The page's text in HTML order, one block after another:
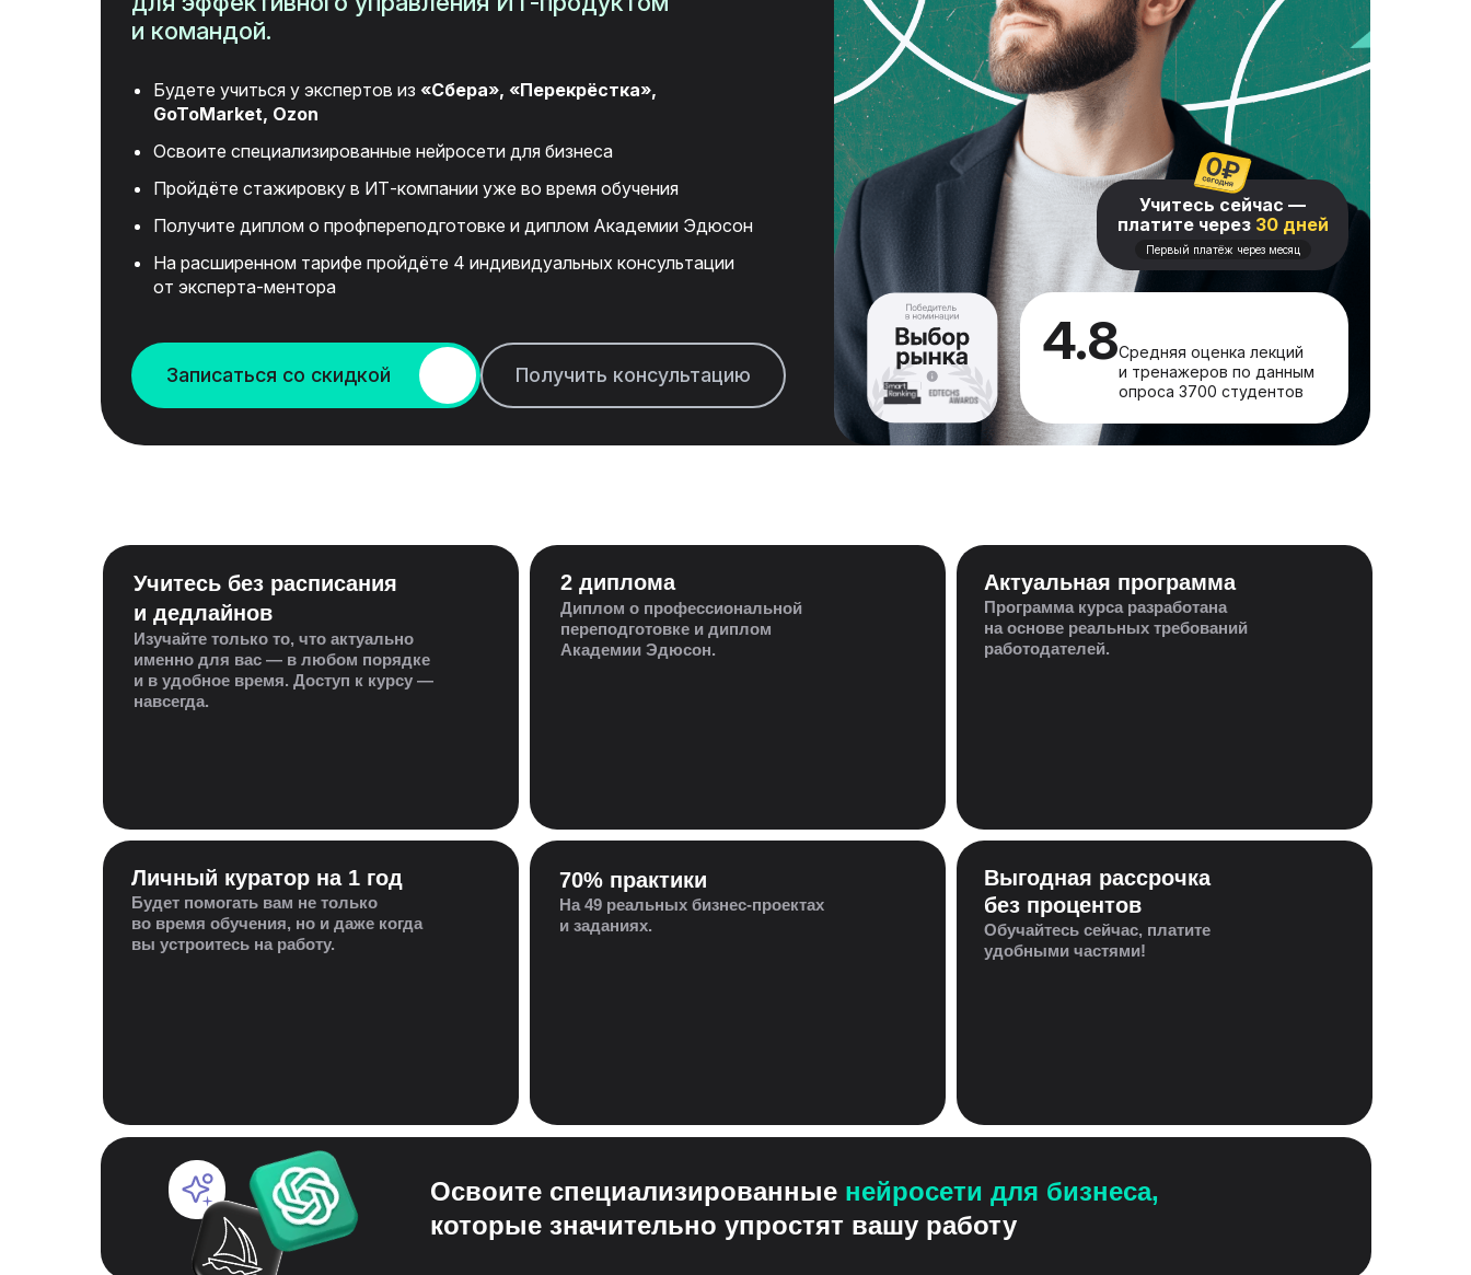
и командой.
4.8Средняя оценка лекций
и тренажеров по данным
опроса 3700 студентов
Учитесь сейчас —
платите через 30 дней
Первый платёж через месяц
Будете учиться у экспертов из «Сбера», «Перекрёстка»,
GoToMarket, Ozon
Освоите специализированные нейросети для бизнеса
Пройдёте стажировку в ИТ-компании уже во время обучения
Получите диплом о профпереподготовке и диплом Академии Эдюсон
На расширенном тарифе пройдёте 4 индивидуальных консультации
от эксперта-ментора
Записаться со скидкой Получить консультацию
Учитесь без расписания
и дедлайнов
Изучайте только то, что актуально
именно для вас — в любом порядке
и в удобное время. Доступ к курсу —
навсегда.
Личный куратор на 1 год
Будет помогать вам не только
во время обучения, но и даже когда
вы устроитесь на работу.
70% практики
На 49 реальных бизнес-проектах
и заданиях.
2 диплома
Диплом о профессиональной
переподготовке и диплом
Академии Эдюсон.
Освоите специализированные нейросети для бизнеса,
которые значительно упростят вашу работу
Актуальная программа
Программа курса разработана
на основе реальных требований
работодателей.
Выгодная рассрочка
без процентов
Обучайтесь сейчас, платите
удобными частями!